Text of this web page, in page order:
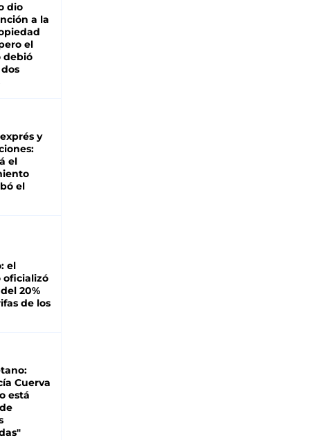
dio
a la
el
debió
y
el
el
el
oficializó
20%
de los
Cuerva
está